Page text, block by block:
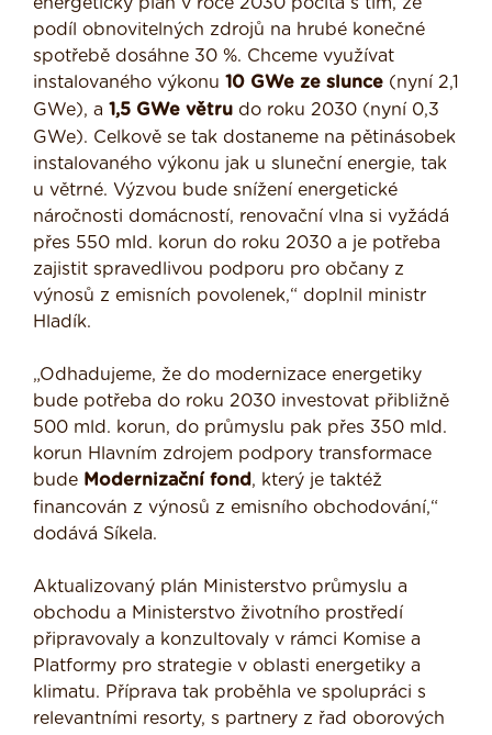
energetický plán v roce 2030 počítá s tím, že
podíl obnovitelných zdrojů na hrubé konečné
spotřebě dosáhne 30 %. Chceme využívat
instalovaného výkonu 10 GWe ze slunce (nyní 2,1
GWe), a 1,5 GWe větru do roku 2030 (nyní 0,3
GWe). Celkově se tak dostaneme na pětinásobek
instalovaného výkonu jak u sluneční energie, tak
u větrné. Výzvou bude snížení energetické
náročnosti domácností, renovační vlna si vyžádá
přes 550 mld. korun do roku 2030 a je potřeba
zajistit spravedlivou podporu pro občany z
výnosů z emisních povolenek,“ doplnil ministr
Hladík.
„Odhadujeme, že do modernizace energetiky
bude potřeba do roku 2030 investovat přibližně
500 mld. korun, do průmyslu pak přes 350 mld.
korun Hlavním zdrojem podpory transformace
bude Modernizační fond, který je taktéž
financován z výnosů z emisního obchodování,“
dodává Síkela.
Aktualizovaný plán Ministerstvo průmyslu a
obchodu a Ministerstvo životního prostředí
připravovaly a konzultovaly v rámci Komise a
Platformy pro strategie v oblasti energetiky a
klimatu. Příprava tak proběhla ve spolupráci s
relevantními resorty, s partnery z řad oborových